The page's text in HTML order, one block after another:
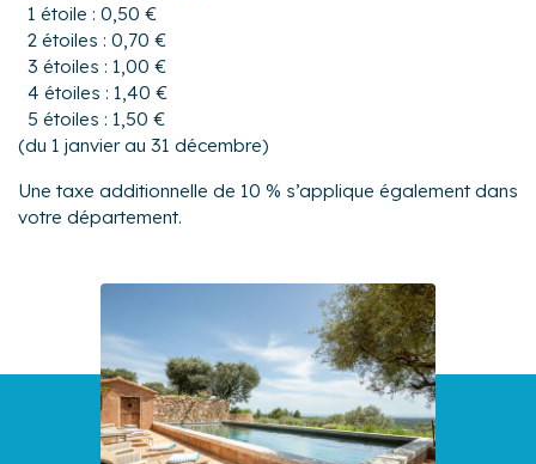
1 étoile : 0,50 €
2 étoiles : 0,70 €
3 étoiles : 1,00 €
4 étoiles : 1,40 €
5 étoiles : 1,50 €
(du 1 janvier au 31 décembre)
Une taxe additionnelle de 10 % s’applique également dans
votre département.